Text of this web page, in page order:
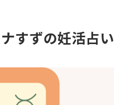
すずの妊活占い